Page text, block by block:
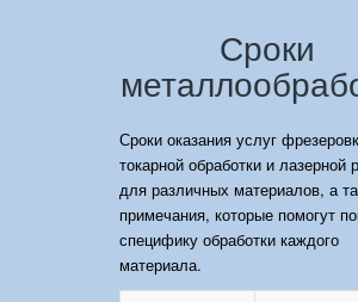
Сроки
Сроки оказания услуг
токарной обработки и лазерной
для различных материалов, а
примечания, которые помогут
специфику обработки каждого
материала.